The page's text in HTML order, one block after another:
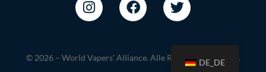
© 2026 – World Vapers' Alliance. Alle Rechte vorbehalten.
DE_DE